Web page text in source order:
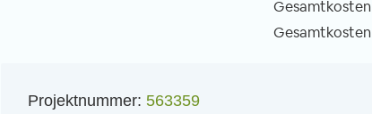
Projektnummer: 563359